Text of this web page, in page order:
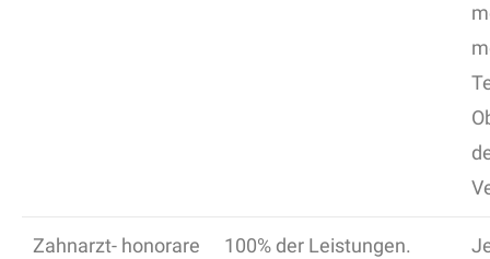
Zahnarzt- honorare
100% der Leistungen.